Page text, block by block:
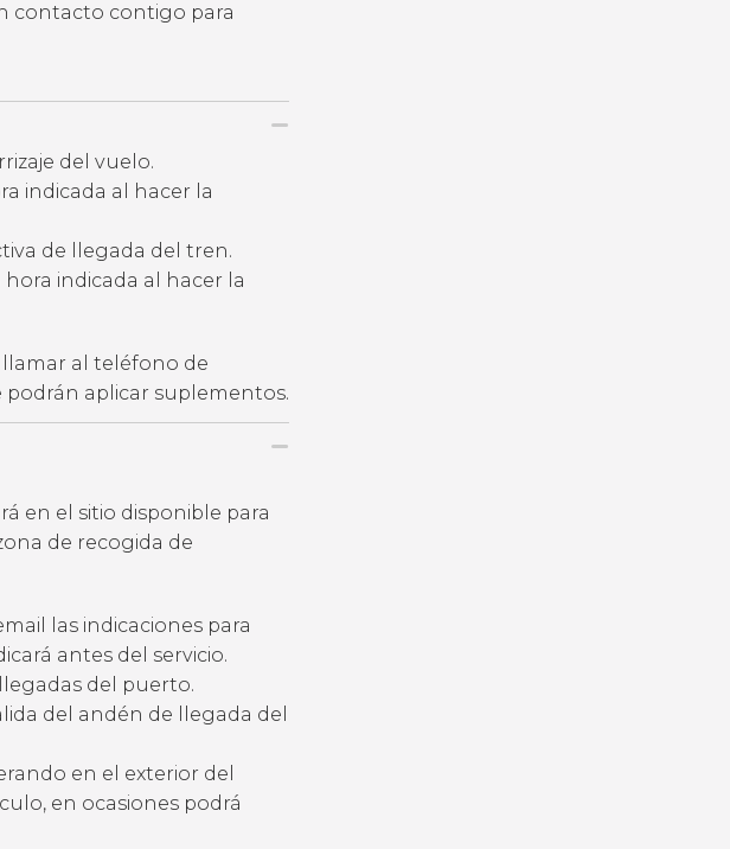
contacto contigo para
del vuelo.
indicada al hacer la
de llegada del tren.
indicada al hacer la
llamar al teléfono de
podrán aplicar suplementos.
en el sitio disponible para
de recogida de
las indicaciones para
antes del servicio.
del puerto.
del andén de llegada del
en el exterior del
en ocasiones podrá